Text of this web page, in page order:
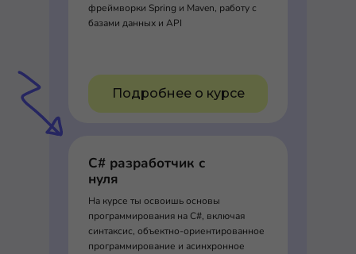
фреймворки Spring и Maven, работу с
базами данных и API
Подробнее о курсе
C# разработчик с
нуля
На курсе ты освоишь основы
программирования на C#, включая
синтаксис, объектно-ориентированное
программирование и асинхронное